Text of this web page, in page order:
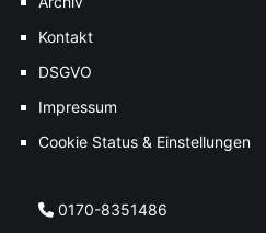
Kontakt
DSGVO
Impressum
Cookie Status & Einstellungen
0170-8351486